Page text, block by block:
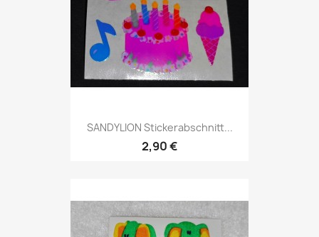
SANDYLION Stickerabschnitt...
2,90 €